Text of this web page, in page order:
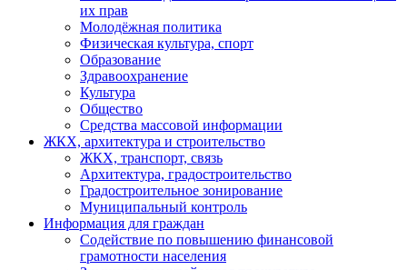
их прав
Молодёжная политика
Физическая культура, спорт
Образование
Здравоохранение
Культура
Общество
Средства массовой информации
ЖКХ, архитектура и строительство
ЖКХ, транспорт, связь
Архитектура, градостроительство
Градостроительное зонирование
Муниципальный контроль
Информация для граждан
Содействие по повышению финансовой
грамотности населения